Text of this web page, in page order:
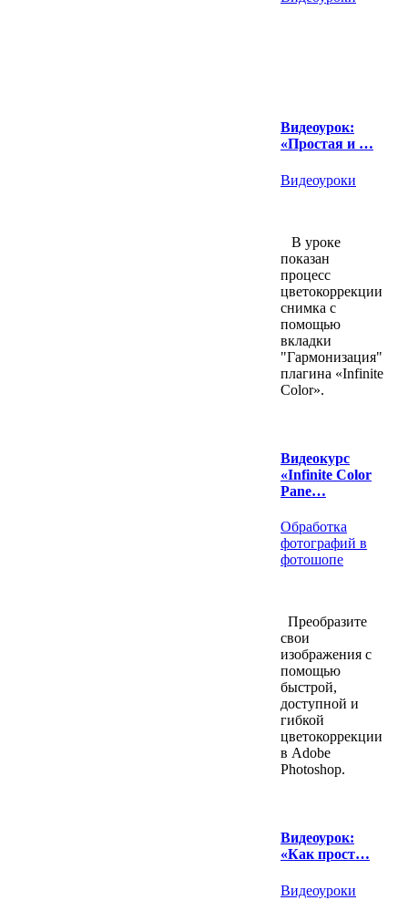
Видеоурок:
«Простая и …
Видеоуроки
В уроке
показан
процесс
цветокоррекции
снимка с
помощью
вкладки
"Гармонизация"
плагина «Infinite
Color».
Видеокурс
«Infinite Color
Pane…
Обработка
фотографий в
фотошопе
Преобразите
свои
изображения с
помощью
быстрой,
доступной и
гибкой
цветокоррекции
в Adobe
Photoshop.
Видеоурок:
«Как прост…
Видеоуроки